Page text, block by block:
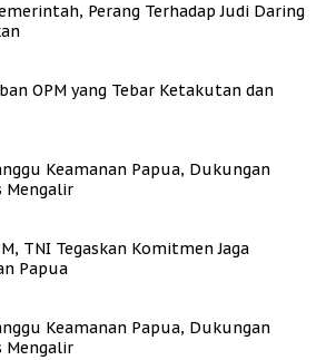
Perang Terhadap Judi Daring
OPM yang Tebar Ketakutan dan
Keamanan Papua, Dukungan
Mengalir
TNI Tegaskan Komitmen Jaga
Papua
Keamanan Papua, Dukungan
Mengalir